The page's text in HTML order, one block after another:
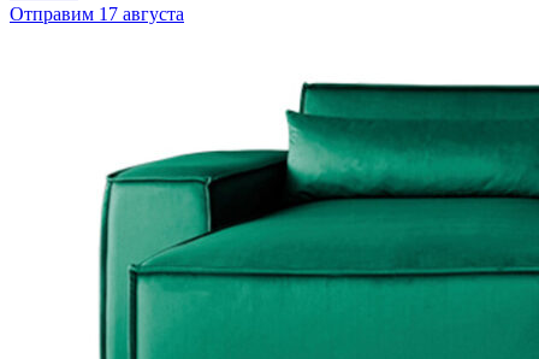
Отправим 17 августа